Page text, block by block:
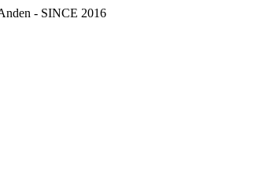
- SINCE 2016